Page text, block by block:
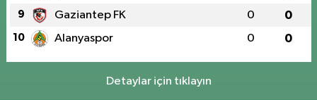
9 Gaziantep FK 0 0
10 Alanyaspor 0 0
Detaylar için tıklayın